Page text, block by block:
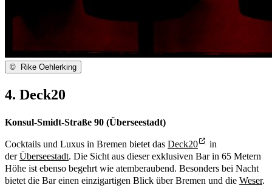
© Rike Oehlerking
4. Deck20
Konsul-Smidt-Straße 90 (Überseestadt)
Cocktails und Luxus in Bremen bietet das Deck20
in
derÜberseestadt. Die Sicht aus dieser exklusiven Bar in 65 Metern
Höhe ist ebenso begehrt wie atemberaubend. Besonders bei Nacht
bietet die Bar einen einzigartigen Blick über Bremen und die Weser.